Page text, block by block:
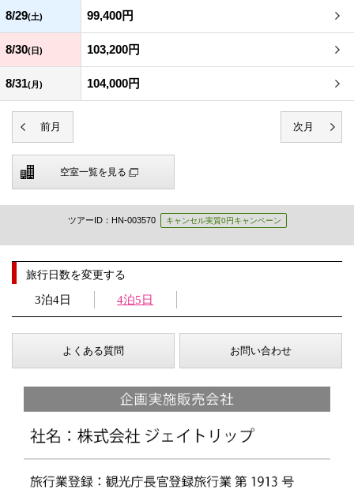
8/29(土) 99,400円
8/30(日) 103,200円
8/31(月) 104,000円
空室一覧を見る
ツアーID：HN-003570 キャンセル実質0円キャンペーン
旅行日数を変更する
3泊4日 4泊5日
よくある質問 お問い合わせ